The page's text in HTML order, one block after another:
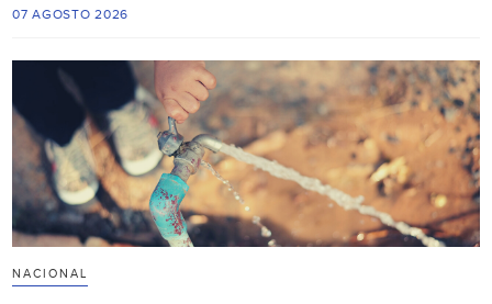
07 AGOSTO 2026
NACIONAL